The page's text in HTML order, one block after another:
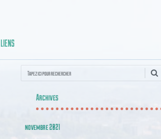
LIENS
Recherche
Archives
novembre 2021